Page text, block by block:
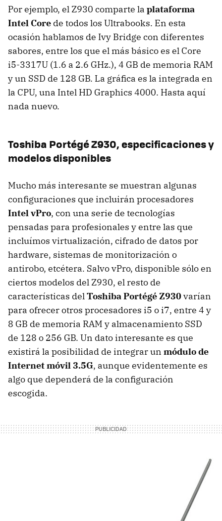
Por ejemplo, el Z930 comparte la plataforma
Intel Core de todos los Ultrabooks. En esta
ocasión hablamos de Ivy Bridge con diferentes
sabores, entre los que el más básico es el Core
i5-3317U (1.6 a 2.6 GHz.), 4 GB de memoria RAM
y un SSD de 128 GB. La gráfica es la integrada en
la CPU, una Intel HD Graphics 4000. Hasta aquí
nada nuevo.
Toshiba Portégé Z930, especificaciones y
modelos disponibles
Mucho más interesante se muestran algunas
configuraciones que incluirán procesadores
Intel vPro, con una serie de tecnologías
pensadas para profesionales y entre las que
incluímos virtualización, cifrado de datos por
hardware, sistemas de monitorización o
antirobo, etcétera. Salvo vPro, disponible sólo en
ciertos modelos del Z930, el resto de
características del Toshiba Portégé Z930varían
para ofrecer otros procesadores i5 o i7, entre 4 y
8 GB de memoria RAM y almacenamiento SSD
de 128 o 256 GB. Un dato interesante es que
existirá la posibilidad de integrar un módulo de
Internet móvil 3.5G, aunque evidentemente es
algo que dependerá de la configuración
escogida.